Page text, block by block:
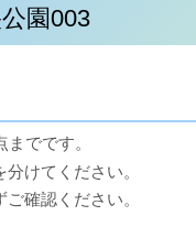
園003
でです。
けてください。
ご確認ください。